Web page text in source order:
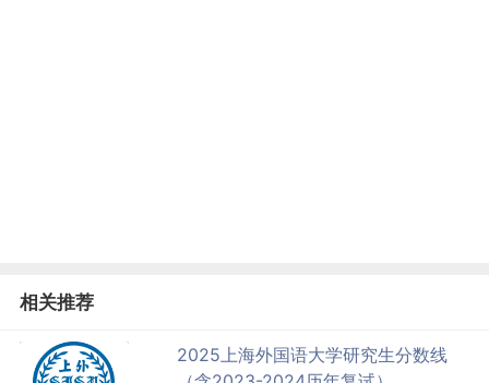
相关推荐
2025上海外国语大学研究生分数线